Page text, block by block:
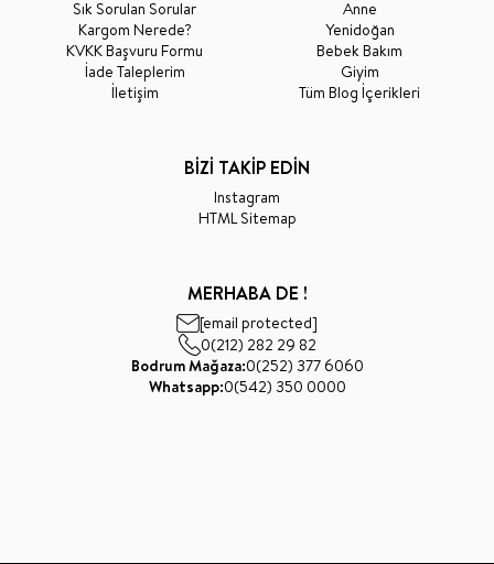
Sık Sorulan Sorular
Kargom Nerede?
KVKK Başvuru Formu
İade Taleplerim
İletişim
Anne
Yenidoğan
Bebek Bakım
Giyim
Tüm Blog İçerikleri
BİZİ TAKİP EDİN
Instagram
HTML Sitemap
MERHABA DE !
[email protected]
0(212) 282 29 82
Bodrum Mağaza:0(252) 377 6060
Whatsapp:0(542) 350 0000